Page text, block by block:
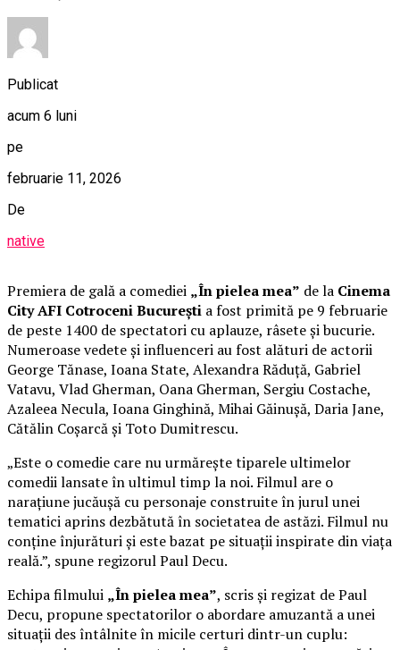
Publicat
acum 6 luni
pe
februarie 11, 2026
De
native
Premiera de gală a comediei „În pielea mea” de la Cinema
City AFI Cotroceni București a fost primită pe 9 februarie
de peste 1400 de spectatori cu aplauze, râsete și bucurie.
Numeroase vedete și influenceri au fost alături de actorii
George Tănase, Ioana State, Alexandra Răduță, Gabriel
Vatavu, Vlad Gherman, Oana Gherman, Sergiu Costache,
Azaleea Necula, Ioana Ginghină, Mihai Găinușă, Daria Jane,
Cătălin Coșarcă și Toto Dumitrescu.
„Este o comedie care nu urmărește tiparele ultimelor
comedii lansate în ultimul timp la noi. Filmul are o
narațiune jucăușă cu personaje construite în jurul unei
tematici aprins dezbătută în societatea de astăzi. Filmul nu
conține înjurături și este bazat pe situații inspirate din viața
reală.”, spune regizorul Paul Decu.
Echipa filmului „În pielea mea”, scris și regizat de Paul
Decu, propune spectatorilor o abordare amuzantă a unei
situații des întâlnite în micile certuri dintr-un cuplu: